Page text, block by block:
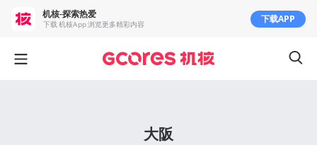
大阪
机核-探索热爱
下载 机核App 浏览更多精彩内容 下载APP